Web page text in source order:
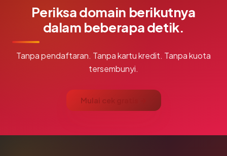
Periksa domain berikutnya
dalam beberapa detik.
Tanpa pendaftaran. Tanpa kartu kredit. Tanpa kuota
tersembunyi.
Mulai cek gratis →